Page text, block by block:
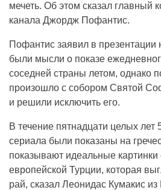
мечеть. Об этом сказал главный
канала Джордж Пофантис.
Пофантис заявил в
были мысли о показе
соседней страны летом, однако
произошло с собором Святой
и решили исключить его.
В течение пятнадцати целых лет
сериала были показаны на
показывают идеальные картинки
европейской Турции, которая
рай, сказал Леонидас Кумакис